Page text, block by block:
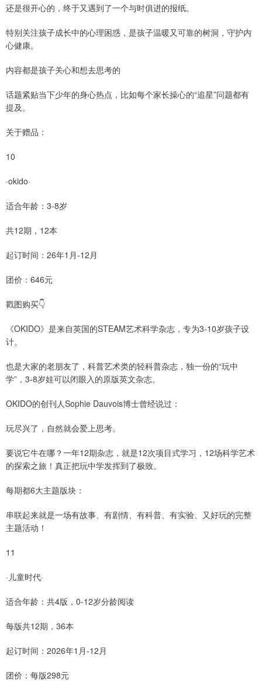
还是很开心的，终于又遇到了一个与时俱进的报纸。
特别关注孩子成长中的心理困惑，是孩子温暖又可靠的树洞，守护内
心健康。
内容都是孩子关心和想去思考的
话题紧贴当下少年的身心热点，比如每个家长操心的“追星”问题都有
提及。
关于赠品：
10
·okido·
适合年龄：3-8岁
共12期，12本
起订时间：26年1月-12月
团价：646元
戳图购买👇
《OKIDO》是来自英国的STEAM艺术科学杂志，专为3-10岁孩子设
计。
也是大家的老朋友了，科普艺术类的轻科普杂志，独一份的“玩中
学”，3-8岁娃可以闭眼入的原版英文杂志。
OKIDO的创刊人Sophie Dauvois博士曾经说过：
玩尽兴了，自然就会爱上思考。
要说它牛在哪？一年12期杂志，就是12次项目式学习，12场科学艺术
的探索之旅！真正把玩中学发挥到了极致。
每期都6大主题版块：
串联起来就是一场有故事、有剧情、有科普、有实验、又好玩的完整
主题活动！
11
·儿童时代·
适合年龄：共4版，0-12岁分龄阅读
每版共12期，36本
起订时间：2026年1月-12月
团价：每版298元